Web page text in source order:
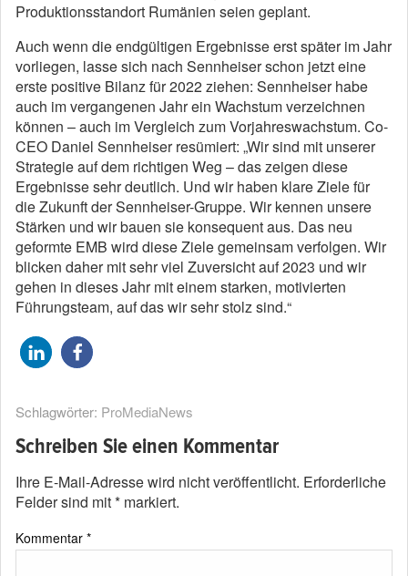
Produktionsstandort Rumänien seien geplant.
Auch wenn die endgültigen Ergebnisse erst später im Jahr
vorliegen, lasse sich nach Sennheiser schon jetzt eine
erste positive Bilanz für 2022 ziehen: Sennheiser habe
auch im vergangenen Jahr ein Wachstum verzeichnen
können – auch im Vergleich zum Vorjahreswachstum. Co-
CEO Daniel Sennheiser resümiert: „Wir sind mit unserer
Strategie auf dem richtigen Weg – das zeigen diese
Ergebnisse sehr deutlich. Und wir haben klare Ziele für
die Zukunft der Sennheiser-Gruppe. Wir kennen unsere
Stärken und wir bauen sie konsequent aus. Das neu
geformte EMB wird diese Ziele gemeinsam verfolgen. Wir
blicken daher mit sehr viel Zuversicht auf 2023 und wir
gehen in dieses Jahr mit einem starken, motivierten
Führungsteam, auf das wir sehr stolz sind.“
Schlagwörter: ProMediaNews
Schreiben Sie einen Kommentar
Ihre E-Mail-Adresse wird nicht veröffentlicht. Erforderliche
Felder sind mit* markiert.
Kommentar *